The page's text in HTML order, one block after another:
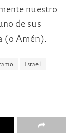
nuestro
de sus
(o Amén).
Israel